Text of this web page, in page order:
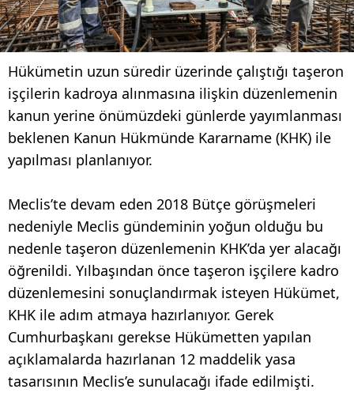
Hükümetin uzun süredir üzerinde çalıştığı taşeron
işçilerin kadroya alınmasına ilişkin düzenlemenin
kanun yerine önümüzdeki günlerde yayımlanması
beklenen Kanun Hükmünde Kararname (KHK) ile
yapılması planlanıyor.
Meclis’te devam eden 2018 Bütçe görüşmeleri
nedeniyle Meclis gündeminin yoğun olduğu bu
nedenle taşeron düzenlemenin KHK’da yer alacağı
öğrenildi. Yılbaşından önce taşeron işçilere kadro
düzenlemesini sonuçlandırmak isteyen Hükümet,
KHK ile adım atmaya hazırlanıyor. Gerek
Cumhurbaşkanı gerekse Hükümetten yapılan
açıklamalarda hazırlanan 12 maddelik yasa
tasarısının Meclis’e sunulacağı ifade edilmişti.